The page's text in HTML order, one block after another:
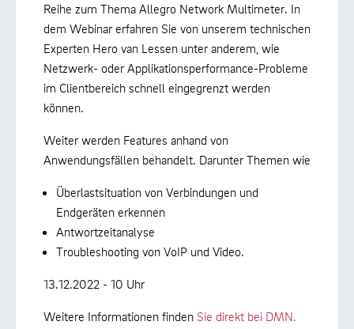
Reihe zum Thema Allegro Network Multimeter. In
dem Webinar erfahren Sie von unserem technischen
Experten Hero van Lessen unter anderem, wie
Netzwerk- oder Applikationsperformance-Probleme
im Clientbereich schnell eingegrenzt werden
können.
Weiter werden Features anhand von
Anwendungsfällen behandelt. Darunter Themen wie
Überlastsituation von Verbindungen und
Endgeräten erkennen
Antwortzeitanalyse
Troubleshooting von VoIP und Video.
13.12.2022 - 10 Uhr
Weitere Informationen finden Sie direkt bei DMN.